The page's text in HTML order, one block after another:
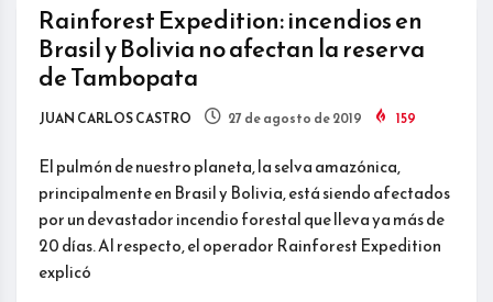
Rainforest Expedition: incendios en
Brasil y Bolivia no afectan la reserva
de Tambopata
JUAN CARLOS CASTRO 27 de agosto de 2019 159
El pulmón de nuestro planeta, la selva amazónica,
principalmente en Brasil y Bolivia, está siendo afectados
por un devastador incendio forestal que lleva ya más de
20 días. Al respecto, el operador Rainforest Expedition
explicó